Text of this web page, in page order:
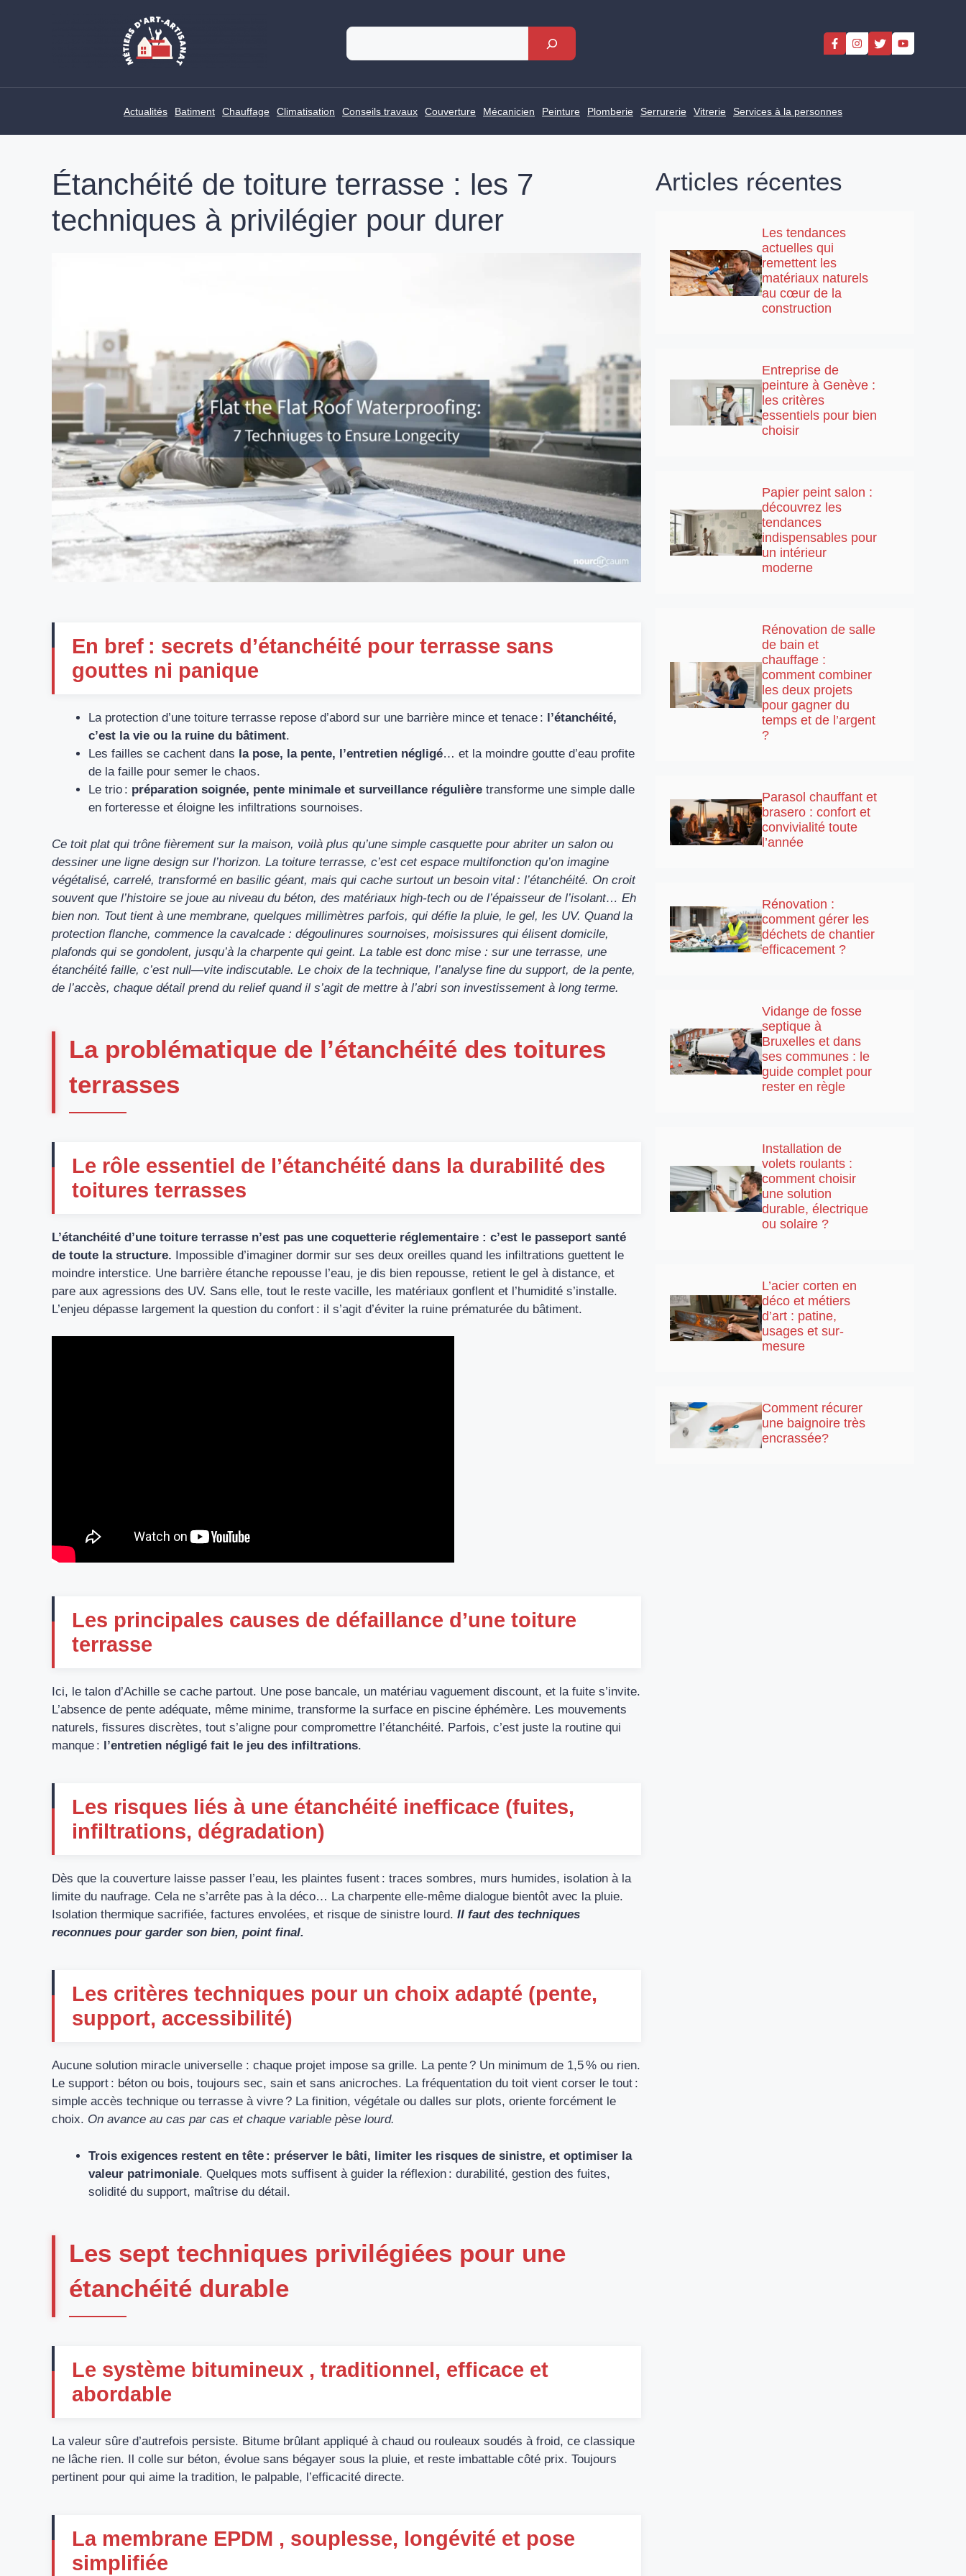
Rechercher
Actualités Batiment Chauffage Climatisation Conseils travaux Couverture Mécanicien Peinture Plomberie Serrurerie Vitrerie Services à la personnes
Étanchéité de toiture terrasse : les 7
techniques à privilégier pour durer
En bref : secrets d’étanchéité pour terrasse sans
gouttes ni panique
La protection d’une toiture terrasse repose d’abord sur une barrière mince et tenace :
l’étanchéité,
c’est la vie ou la ruine du bâtiment.
Les failles se cachent dans la pose, la pente, l’entretien négligé… et la moindre goutte d’eau profite
de la faille pour semer le chaos.
Le trio : préparation soignée, pente minimale et surveillance régulière transforme une simple dalle
en forteresse et éloigne les infiltrations sournoises.
Ce toit plat qui trône fièrement sur la maison, voilà plus qu’une simple casquette pour abriter un salon ou
dessiner une ligne design sur l’horizon. La toiture terrasse, c’est cet espace multifonction qu’on imagine
végétalisé, carrelé, transformé en basilic géant, mais qui cache surtout un besoin vital : l’étanchéité. On croit
souvent que l’histoire se joue au niveau du béton, des matériaux high-tech ou de l’épaisseur de l’isolant… Eh
bien non. Tout tient à une membrane, quelques millimètres parfois, qui défie la pluie, le gel, les UV. Quand la
protection flanche, commence la cavalcade : dégoulinures sournoises, moisissures qui élisent domicile,
plafonds qui se gondolent, jusqu’à la charpente qui geint. La table est donc mise : sur une terrasse, une
étanchéité faille, c’est null—vite indiscutable. Le choix de la technique, l’analyse fine du support, de la pente,
de l’accès, chaque détail prend du relief quand il s’agit de mettre à l’abri son investissement à long terme.
La problématique de l’étanchéité des toitures
terrasses
Le rôle essentiel de l’étanchéité dans la durabilité des
toitures terrasses
L’étanchéité d’une toiture terrasse n’est pas une coquetterie réglementaire : c’est le passeport santé
de toute la structure. Impossible d’imaginer dormir sur ses deux oreilles quand les infiltrations guettent le
moindre interstice. Une barrière étanche repousse l’eau, je dis bien repousse, retient le gel à distance, et
pare aux agressions des UV. Sans elle, tout le reste vacille, les matériaux gonflent et l’humidité s’installe.
L’enjeu dépasse largement la question du confort : il s’agit d’éviter la ruine prématurée du bâtiment.
Les principales causes de défaillance d’une toiture
terrasse
Ici, le talon d’Achille se cache partout. Une pose bancale, un matériau vaguement discount, et la fuite s’invite.
L’absence de pente adéquate, même minime, transforme la surface en piscine éphémère. Les mouvements
naturels, fissures discrètes, tout s’aligne pour compromettre l’étanchéité. Parfois, c’est juste la routine qui
manque :
l’entretien négligé fait le jeu des infiltrations.
Les risques liés à une étanchéité inefficace (fuites,
infiltrations, dégradation)
Dès que la couverture laisse passer l’eau, les plaintes fusent : traces sombres, murs humides, isolation à la
limite du naufrage. Cela ne s’arrête pas à la déco… La charpente elle-même dialogue bientôt avec la pluie.
Isolation thermique sacrifiée, factures envolées, et risque de sinistre lourd. Il faut des techniques
reconnues pour garder son bien, point final.
Les critères techniques pour un choix adapté (pente,
support, accessibilité)
Aucune solution miracle universelle : chaque projet impose sa grille. La pente ? Un minimum de 1,5 % ou rien.
Le support : béton ou bois, toujours sec, sain et sans anicroches. La fréquentation du toit vient corser le tout :
simple accès technique ou terrasse à vivre ? La finition, végétale ou dalles sur plots, oriente forcément le
choix. On avance au cas par cas et chaque variable pèse lourd.
Trois exigences restent en tête : préserver le bâti, limiter les risques de sinistre, et optimiser la
valeur patrimoniale. Quelques mots suffisent à guider la réflexion : durabilité, gestion des fuites,
solidité du support, maîtrise du détail.
Les sept techniques privilégiées pour une
étanchéité durable
Le système bitumineux , traditionnel, efficace et
abordable
La valeur sûre d’autrefois persiste. Bitume brûlant appliqué à chaud ou rouleaux soudés à froid, ce classique
ne lâche rien. Il colle sur béton, évolue sans bégayer sous la pluie, et reste imbattable côté prix. Toujours
pertinent pour qui aime la tradition, le palpable, l’efficacité directe.
La membrane EPDM , souplesse, longévité et pose
simplifiée
Articles récentes
Les tendances
actuelles qui
remettent les
matériaux naturels
au cœur de la
construction
Entreprise de
peinture à Genève :
les critères
essentiels pour bien
choisir
Papier peint salon :
découvrez les
tendances
indispensables pour
un intérieur
moderne
Rénovation de salle
de bain et
chauffage :
comment combiner
les deux projets
pour gagner du
temps et de l’argent
?
Parasol chauffant et
brasero : confort et
convivialité toute
l’année
Rénovation :
comment gérer les
déchets de chantier
efficacement ?
Vidange de fosse
septique à
Bruxelles et dans
ses communes : le
guide complet pour
rester en règle
Installation de
volets roulants :
comment choisir
une solution
durable, électrique
ou solaire ?
L’acier corten en
déco et métiers
d’art : patine,
usages et sur-
mesure
Comment récurer
une baignoire très
encrassée?